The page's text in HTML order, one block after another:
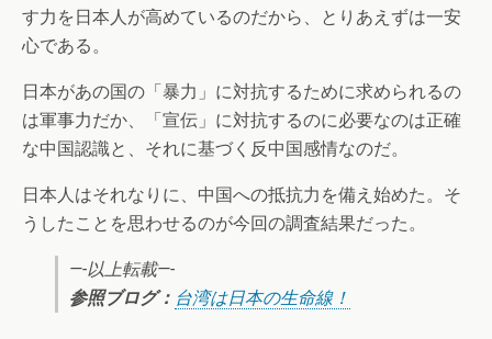
す力を日本人が高めているのだから、とりあえずは一安
心である。
日本があの国の「暴力」に対抗するために求められるの
は軍事力だか、「宣伝」に対抗するのに必要なのは正確
な中国認識と、それに基づく反中国感情なのだ。
日本人はそれなりに、中国への抵抗力を備え始めた。そ
うしたことを思わせるのが今回の調査結果だった。
—-以上転載—-
参照ブログ： 台湾は日本の生命線！